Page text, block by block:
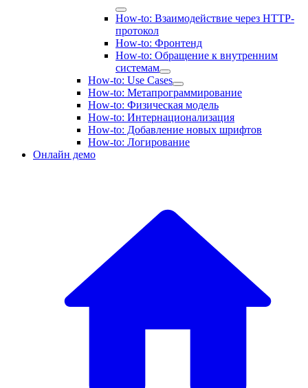
How-to: Взаимодействие через HTTP-
протокол
How-to: Фронтенд
How-to: Обращение к внутренним
системам
How-to: Use Cases
How-to: Метапрограммирование
How-to: Физическая модель
How-to: Интернационализация
How-to: Добавление новых шрифтов
How-to: Логирование
Онлайн демо